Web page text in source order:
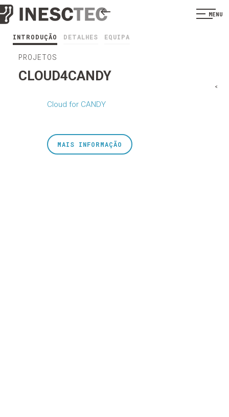
MENU
INTRODUÇÃO DETALHES EQUIPA
PROJETOS
CLOUD4CANDY
Cloud for CANDY
<
MAIS INFORMAÇÃO